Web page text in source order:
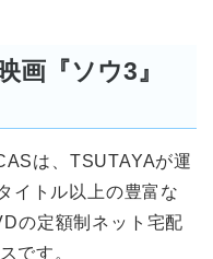
画『ソウ3』
は、TSUTAYAが運
イトル以上の豊富な
の定額制ネット宅配
です。